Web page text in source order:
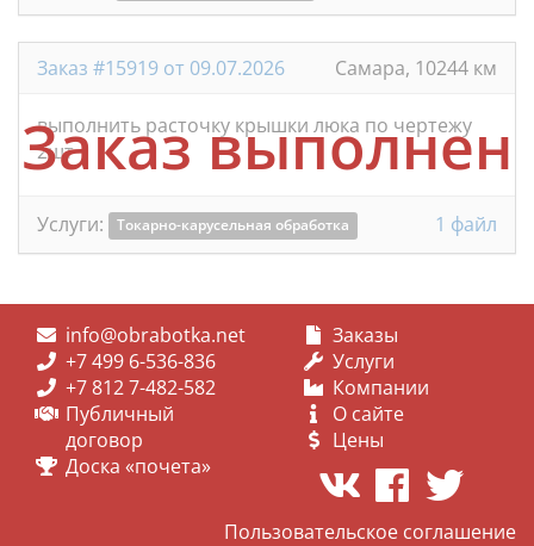
Заказ выполнен
Самара, 10244 км
Заказ #15919 от 09.07.2026
выполнить расточку крышки люка по чертежу
2шт
1 файл
Услуги: Токарно-карусельная обработка
info@obrabotka.net
+7 499 6-536-836
+7 812 7-482-582
Публичный
договор
Доска «почета»
Заказы
Услуги
Компании
О сайте
Цены
Пользовательское соглашение